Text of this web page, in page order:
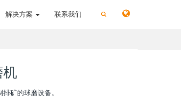
切
换
切
换
解决方案 联系我们
机
矿的球磨设备。